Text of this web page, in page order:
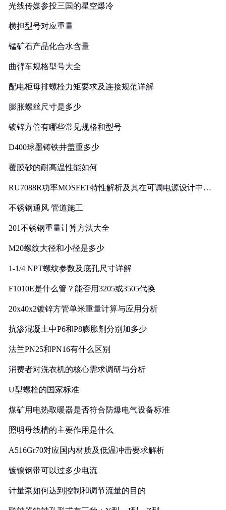
光线传媒参投三国的星空爆冷
横担型号对应重量
锰矿石产品化合水含量
曲臂车规格型号大全
配电柜母排螺栓力矩要求及连接规范详解
膨胀螺丝尺寸是多少
镀锌方管有哪些常见规格和型号
D400球墨铸铁井盖重多少
覆膜砂的耐高温性能如何
RU7088R功率MOSFET特性解析及其在可调电源设计中的
不锈钢通风 管道施工
201不锈钢重量计算方法大全
M20螺纹大径和小径是多少
1-1/4 NPT螺纹参数及底孔尺寸详解
F1010E是什么管？能否用3205或3505代换
20x40x2镀锌方管单米重量计算与应用分析
抗渗混凝土中P6和P8膨胀剂分别加多少
法兰PN25和PN16有什么区别
消费者对洗衣机的核心需求调研与分析
U型螺栓的国家标准
煤矿用电热取暖器是否符合防爆电气设备标准
照明母线槽的主要作用是什么
A516Gr70对应国内材质及低温冲击要求解析
镀镍钢带可以过多少电流
计量泵如何达到控制和调节流量的目的